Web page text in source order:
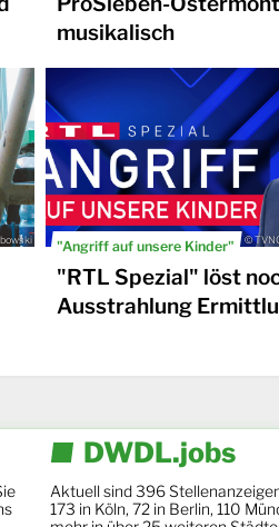
musikalisch
"Angriff auf unsere Kinder" ©
"RTL Spezial" löst
Ausstrahlung
DWDL.jobs
Aktuell sind 396
173 in Köln, 72 in Berlin, 110